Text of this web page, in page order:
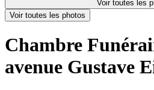
Voir toutes les
Voir toutes les photos
Chambre
avenue Gustave